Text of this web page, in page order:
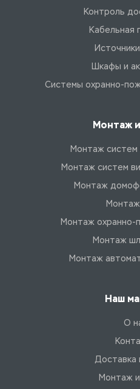
Контроль
Кабельная
Шкафы и
Системы охранно-
Монтаж
Монтаж систем
Монтаж систем
Монтаж
Монтаж охранно-
Монтаж
Монтаж
Наш
О
Доставка
Монтаж